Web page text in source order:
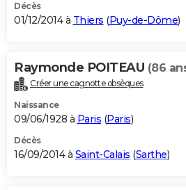
Décès
01/12/2014 à Thiers (Puy-de-Dôme)
Raymonde POITEAU (86
Créer une cagnotte obsèques
Naissance
09/06/1928 à Paris (Paris)
Décès
16/09/2014 à Saint-Calais (Sarthe)